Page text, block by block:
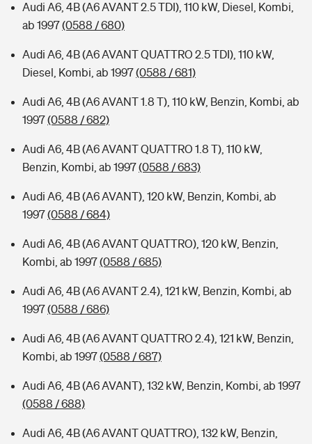
Audi A6, 4B (A6 AVANT 2.5 TDI), 110 kW, Diesel, Kombi,
ab 1997(0588 / 680)
Audi A6, 4B (A6 AVANT QUATTRO 2.5 TDI), 110 kW,
Diesel, Kombi, ab 1997(0588 / 681)
Audi A6, 4B (A6 AVANT 1.8 T), 110 kW, Benzin, Kombi, ab
1997(0588 / 682)
Audi A6, 4B (A6 AVANT QUATTRO 1.8 T), 110 kW,
Benzin, Kombi, ab 1997(0588 / 683)
Audi A6, 4B (A6 AVANT), 120 kW, Benzin, Kombi, ab
1997(0588 / 684)
Audi A6, 4B (A6 AVANT QUATTRO), 120 kW, Benzin,
Kombi, ab 1997(0588 / 685)
Audi A6, 4B (A6 AVANT 2.4), 121 kW, Benzin, Kombi, ab
1997(0588 / 686)
Audi A6, 4B (A6 AVANT QUATTRO 2.4), 121 kW, Benzin,
Kombi, ab 1997(0588 / 687)
Audi A6, 4B (A6 AVANT), 132 kW, Benzin, Kombi, ab 1997
(0588 / 688)
Audi A6, 4B (A6 AVANT QUATTRO), 132 kW, Benzin,